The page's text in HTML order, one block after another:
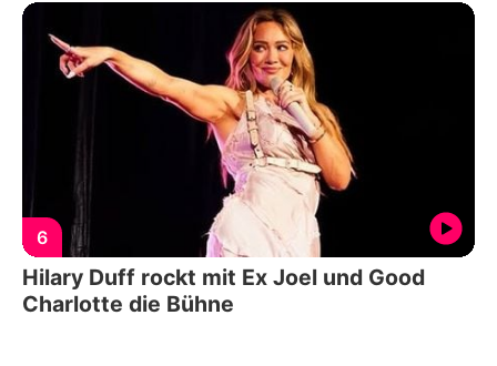
6
Hilary Duff rockt mit Ex Joel und Good
Charlotte die Bühne